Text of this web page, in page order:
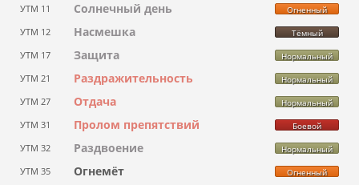
УТМ 11 Солнечный день Огненный
УТМ 12 Насмешка Тёмный
УТМ 17 Защита Нормальный
УТМ 21 Раздражительность Нормальный
УТМ 27 Отдача Нормальный
УТМ 31 Пролом препятствий Боевой
УТМ 32 Раздвоение Нормальный
УТМ 35 Огнемёт Огненный